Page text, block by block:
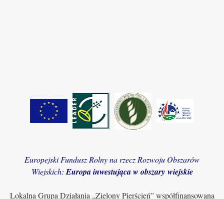
Europejski Fundusz Rolny na rzecz Rozwoju Obszarów
Wiejskich: Europa inwestująca w obszary wiejskie
Lokalna Grupa Działania „Zielony Pierścień” współfinansowana